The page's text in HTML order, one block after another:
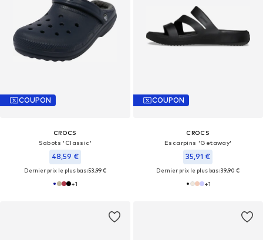
COUPON
CROCS
Sabots 'Classic'
48,59 €
Dernier prix le plus bas :53,99 €
+1
COUPON
CROCS
Escarpins 'Getaway'
35,91 €
Dernier prix le plus bas :39,90 €
+1